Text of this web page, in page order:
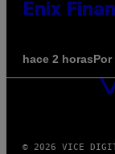
Enix
hace 2 horasPor
© 2026 VICE